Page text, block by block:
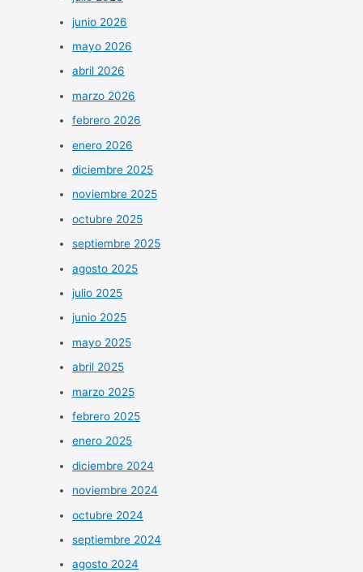
junio 2026
mayo 2026
abril 2026
marzo 2026
febrero 2026
enero 2026
diciembre 2025
noviembre 2025
octubre 2025
septiembre 2025
agosto 2025
julio 2025
junio 2025
mayo 2025
abril 2025
marzo 2025
febrero 2025
enero 2025
diciembre 2024
noviembre 2024
octubre 2024
septiembre 2024
agosto 2024